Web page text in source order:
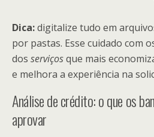
Dica:digitalize tudo em
por pastas. Esse cuidado com
dos serviçosque mais
e melhora a experiência na
Análise de crédito: o que os
aprovar